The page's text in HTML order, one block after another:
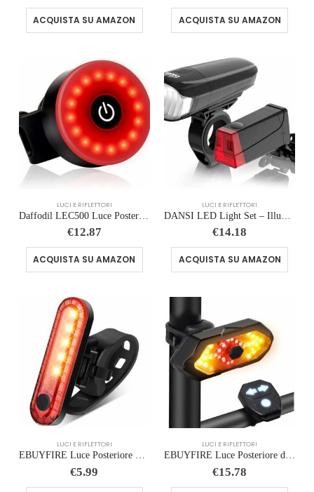
ACQUISTA SU AMAZON ACQUISTA SU AMAZON
LUCI E RIFLETTORI
Daffodil LEC500 Luce Posteriore per Bicicletta a LED Fanale Posteriore USB-C Ricaricabile, Ultraluminosa Luce per Bicicletta
€12.87
ACQUISTA SU AMAZON
LUCI E RIFLETTORI
€14.18
ACQUISTA SU AMAZON
LUCI E RIFLETTORI
EBUYFIRE Luce Posteriore Bici da Corsa con 4 Modalità LED, Installazione Senza Attrezzi – USB Ricaricabile, IPX4 Impermeabile
€5.99
LUCI E RIFLETTORI
EBUYFIRE Luce Posteriore da Corsa, Luce Posteriore USB Ricaricabile & Impermeabile, 5-6 Modalità di Illuminazione Luci per da
€15.78